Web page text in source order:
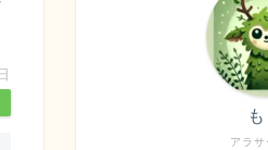
アラサ
も